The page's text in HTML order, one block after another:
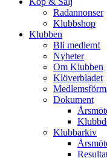
Radannonser
Klubbshop
Klubben
Bli medlem!
Nyheter
Om Klubben
Klöverbladet
Dokument
Klubbarkiv